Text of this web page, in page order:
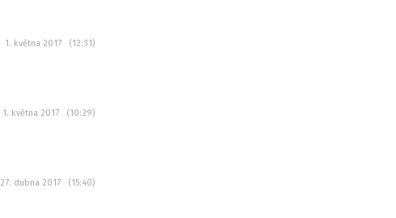
1. května 2017 (12:31)
1. května 2017 (10:29)
27. dubna 2017 (15:40)